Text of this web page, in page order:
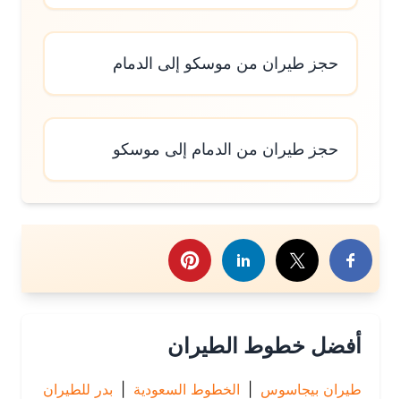
حجز طيران من موسكو إلى الدمام
حجز طيران من الدمام إلى موسكو
هذا الموضوع
أفضل خطوط الطيران
طيران بيجاسوس | الخطوط السعودية | بدر للطيران